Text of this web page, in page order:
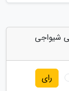
شیواجی
رای